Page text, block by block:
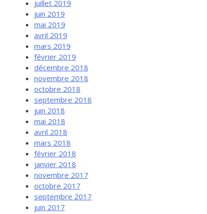
juillet 2019
juin 2019
mai 2019
avril 2019
mars 2019
février 2019
décembre 2018
novembre 2018
octobre 2018
septembre 2018
juin 2018
mai 2018
avril 2018
mars 2018
février 2018
janvier 2018
novembre 2017
octobre 2017
septembre 2017
juin 2017